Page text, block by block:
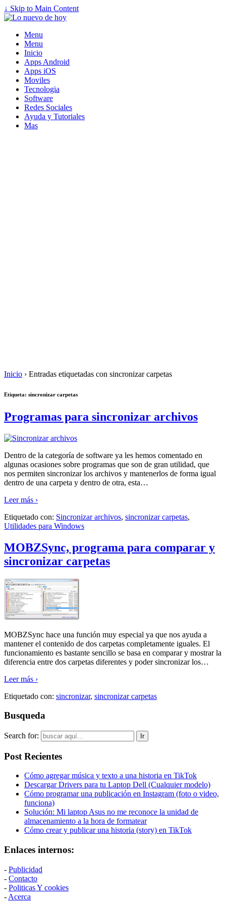
↓ Skip to Main Content
Menu
Menu
Inicio
Apps Android
Apps iOS
Moviles
Tecnologia
Software
Redes Sociales
Ayuda y Tutoriales
Mas
Inicio › Entradas etiquetadas con sincronizar carpetas
Etiqueta: sincronizar carpetas
Programas para sincronizar archivos
Dentro de la categoría de software ya les hemos comentado en
algunas ocasiones sobre programas que son de gran utilidad, que
nos permiten sincronizar los archivos y mantenerlos de forma igual
dentro de una carpeta y dentro de otra, esta…
Leer más ›
Etiquetado con: Sincronizar archivos, sincronizar carpetas,
Utilidades para Windows
MOBZSync, programa para comparar y
sincronizar carpetas
MOBZSync hace una función muy especial ya que nos ayuda a
mantener el contenido de dos carpetas completamente iguales. El
funcionamiento es bastante sencillo se basa en comparar y mostrar la
diferencia entre dos carpetas diferentes y poder sincronizar los…
Leer más ›
Etiquetado con: sincronizar, sincronizar carpetas
Busqueda
Search for:
Post Recientes
Cómo agregar música y texto a una historia en TikTok
Descargar Drivers para tu Laptop Dell (Cualquier modelo)
Cómo programar una publicación en Instagram (foto o video,
funciona)
Solución: Mi laptop Asus no me reconoce la unidad de
almacenamiento a la hora de formatear
Cómo crear y publicar una historia (story) en TikTok
Enlaces internos:
- Publicidad
- Contacto
- Politicas Y cookies
- Acerca